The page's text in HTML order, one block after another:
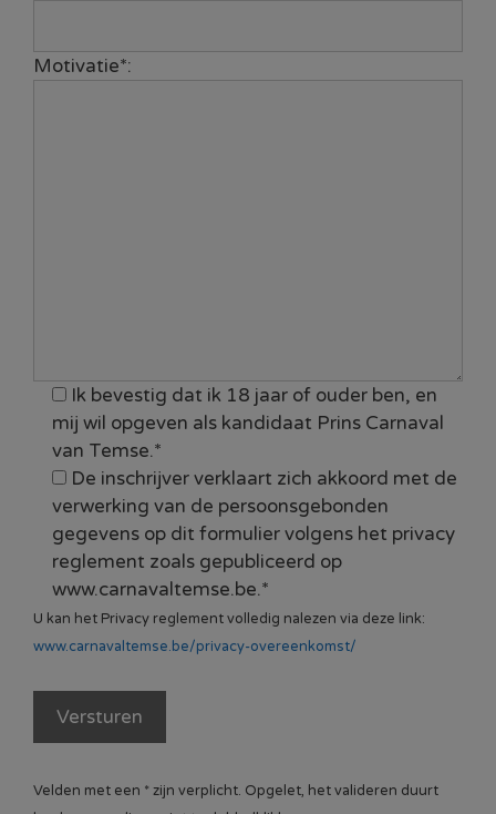
Motivatie*:
Ik bevestig dat ik 18 jaar of ouder ben, en
mij wil opgeven als kandidaat Prins Carnaval
van Temse.*
De inschrijver verklaart zich akkoord met de
verwerking van de persoonsgebonden
gegevens op dit formulier volgens het privacy
reglement zoals gepubliceerd op
www.carnavaltemse.be.*
U kan het Privacy reglement volledig nalezen via deze link:
www.carnavaltemse.be/privacy-overeenkomst/
Velden met een * zijn verplicht. Opgelet, het valideren duurt